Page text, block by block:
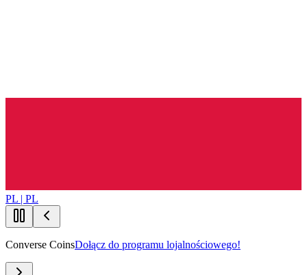
PL | PL
Converse CoinsDołącz do programu lojalnościowego!